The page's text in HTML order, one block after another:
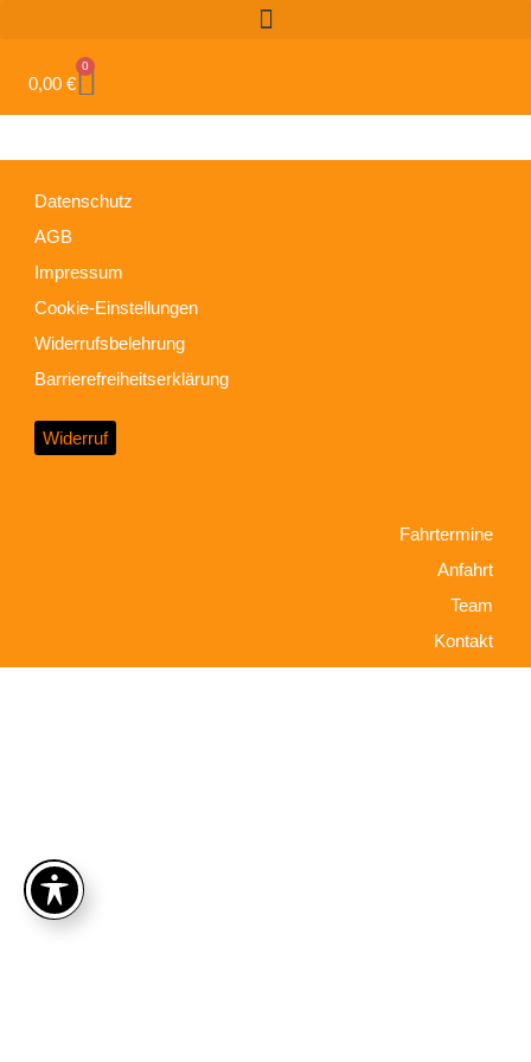
0,00 €
0
Datenschutz
AGB
Impressum
Cookie-Einstellungen
Widerrufsbelehrung
Barrierefreiheitserklärung
Widerruf
Fahrtermine
Anfahrt
Team
Kontakt